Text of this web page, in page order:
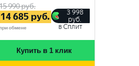
990руб.
14 685 руб.
обмене
3 998
руб.
в Сплит
Купить в 1 клик